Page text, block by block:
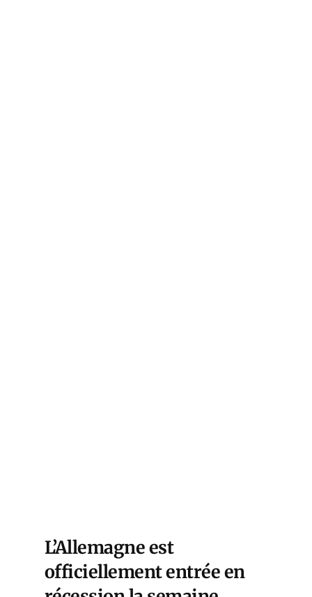
L’Allemagne est
officiellement entrée en